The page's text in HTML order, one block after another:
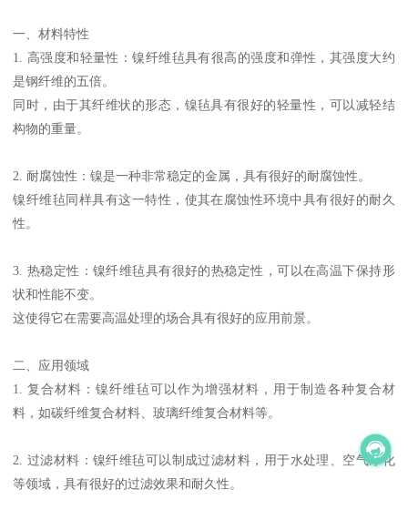
一、材料特性
1. 高强度和轻量性：镍纤维毡具有很高的强度和弹性，其强度大约
是钢纤维的五倍。
同时，由于其纤维状的形态，镍毡具有很好的轻量性，可以减轻结
构物的重量。
2. 耐腐蚀性：镍是一种非常稳定的金属，具有很好的耐腐蚀性。
镍纤维毡同样具有这一特性，使其在腐蚀性环境中具有很好的耐久
性。
3. 热稳定性：镍纤维毡具有很好的热稳定性，可以在高温下保持形
状和性能不变。
这使得它在需要高温处理的场合具有很好的应用前景。
二、应用领域
1. 复合材料：镍纤维毡可以作为增强材料，用于制造各种复合材
料，如碳纤维复合材料、玻璃纤维复合材料等。
2. 过滤材料：镍纤维毡可以制成过滤材料，用于水处理、空气净化
等领域，具有很好的过滤效果和耐久性。